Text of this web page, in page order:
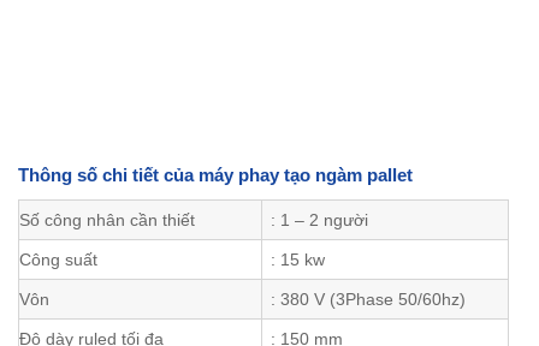
Thông số chi tiết của máy phay tạo ngàm pallet
Số công nhân cần thiết : 1 – 2 người
Công suất : 15 kw
Vôn : 380 V (3Phase 50/60hz)
Độ dày ruled tối đa : 150 mm